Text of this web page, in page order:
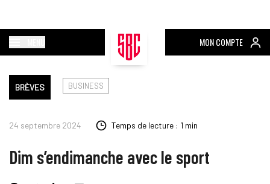
MON COMPTE
BRÈVES BUSINESS
24 septembre 2024 Temps de lecture : 1 min
Dim s’endimanche avec le sport